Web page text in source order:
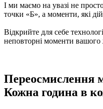
І ми маємо на увазі не
точки «Б», а моменти, які
Відкрийте для себе
неповторні моменти вашого
Переосмислення
Кожна година в